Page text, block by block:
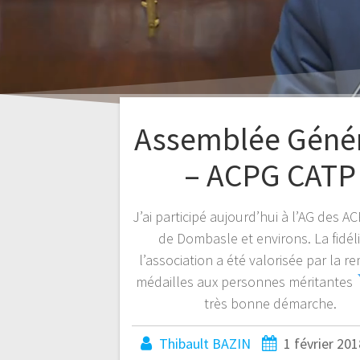
Assemblée
– ACPG CATP
J’ai participé aujourd’hui à l’AG des
de Dombasle et environs. La
l’association a été valorisée par la
médailles aux personnes méritantes
très bonne démarche.
Thibault BAZIN 1 février